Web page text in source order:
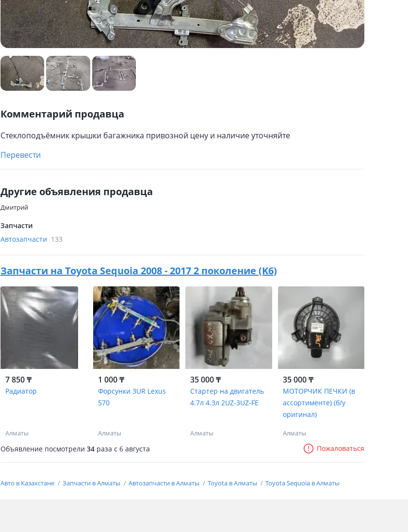
Комментарий продавца
Стеклоподъёмник крышки багажника привозной цену и наличие уточняйте
Перевести
Другие объявления продавца
Дмитрий
Запчасти
Автозапчасти 133
Запчасти на Toyota Sequoia 2008 - 2017 2 поколение (K6)
7 850 ₸
Радиатор
Алматы
1 000 ₸
Форсунки 3UR Lexus
570
Алматы
35 000 ₸
Стартер на двигатель
4.7л 4.3л 2UZ-3UZ-FE
Алматы
35 000 ₸
МОТОРЧИК ПЕЧКИ (в
ассортименте) (б/у
оригинал)
Алматы
Объявление посмотрели 34 раза c 6 августа Пожаловаться
Авто в Казахстане Запчасти в Алматы Автозапчасти в Алматы Toyota в Алматы Toyota Sequoia в Алматы